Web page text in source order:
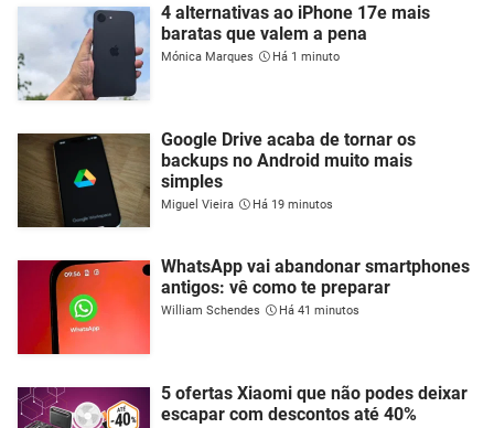
4 alternativas ao iPhone 17e mais
baratas que valem a pena
Mónica Marques Há 1 minuto
Google Drive acaba de tornar os
backups no Android muito mais
simples
Miguel Vieira Há 19 minutos
WhatsApp vai abandonar smartphones
antigos: vê como te preparar
William Schendes Há 41 minutos
5 ofertas Xiaomi que não podes deixar
escapar com descontos até 40%